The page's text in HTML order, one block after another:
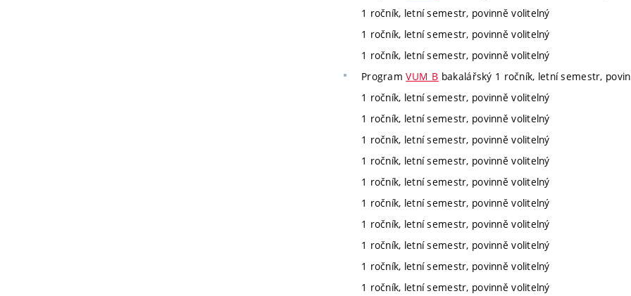
1 ročník, letní semestr, povinně volitelný
1 ročník, letní semestr, povinně volitelný
1 ročník, letní semestr, povinně volitelný
ProgramVUM_B bakalářský 1 ročník, letní semestr,
1 ročník, letní semestr, povinně volitelný
1 ročník, letní semestr, povinně volitelný
1 ročník, letní semestr, povinně volitelný
1 ročník, letní semestr, povinně volitelný
1 ročník, letní semestr, povinně volitelný
1 ročník, letní semestr, povinně volitelný
1 ročník, letní semestr, povinně volitelný
1 ročník, letní semestr, povinně volitelný
1 ročník, letní semestr, povinně volitelný
1 ročník, letní semestr, povinně volitelný